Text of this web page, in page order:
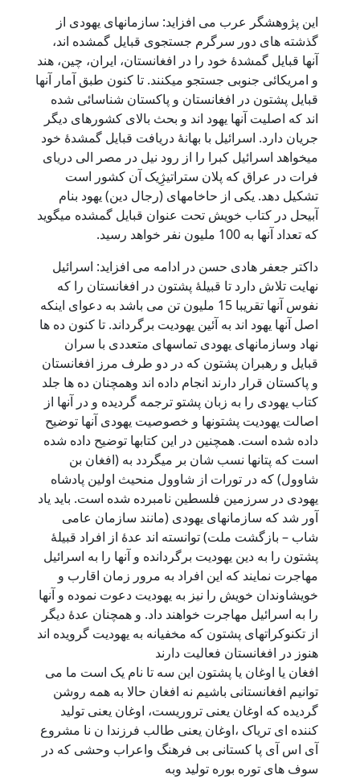
این پژوهشگر عرب می افزاید: سازمانهای یهودی از
گذشته های دور سرگرم جستجوی قبایل گمشده اند،
آنها قبایل گمشدۀ خود را در افغانستان، ایران، چین، هند
و امریکائی جنوبی جستجو میکنند. تا کنون طبق آمار آنها
قبایل پشتون در افغانستان و پاکستان شناسائی شده
اند که اصلیت آنها یهود اند و بحث بالای کشورهای دیگر
جریان دارد. اسرائیل با بهانۀ دریافت قبایل گمشدۀ خود
میخواهد اسرائیل کبرا را از رود نیل در مصر الی دریای
فرات در عراق که پلان ستراتیژِیک آن کشور است
تشکیل دهد. یکی از حاخامهای (رجال دین) یهود بنام
آبیحل در کتاب خویش تحت عنوان قبایل گمشده میگوید
که تعداد آنها به 100 ملیون نفر خواهد رسید.
داکتر جعفر هادی حسن در ادامه می افزاید: اسرائیل
نهایت تلاش دارد تا قبیلۀ پشتون در افغانستان را که
نفوس آنها تقریبا 15 ملیون تن می باشد به دعوای اینکه
اصل آنها یهود اند به آئین یهودیت برگرداند. تا کنون ده ها
نهاد وسازمانهای یهودی تماسهای متعددی با سران
قبایل و رهبران پشتون که در دو طرف مرز افغانستان
و پاکستان قرار دارند انجام داده اند وهمچنان ده ها جلد
کتاب یهودی را به زبان پشتو ترجمه گردیده و در آنها از
اصالت یهودیت پشتونها و خصوصیت یهودی آنها توضیح
داده شده است. همچنین در این کتابها توضیح داده شده
است که پتانها نسب شان بر میگردد به (افغان بن
شاوول) که در تورات از شاوول منحیث اولین پادشاه
یهودی در سرزمین فلسطین نامبرده شده است. باید یاد
آور شد که سازمانهای یهودی (مانند سازمان عامی
شاب – بازگشت ملت) توانسته اند عدۀ از افراد قبیلۀ
پشتون را به دین یهودیت برگردانده و آنها را به اسرائیل
مهاجرت نمایند که این افراد به مرور زمان اقارب و
خویشاوندان خویش را نیز به یهودیت دعوت نموده و آنها
را به اسرائیل مهاجرت خواهند داد. و همچنان عدۀ دیگر
از تکنوکراتهای پشتون که مخفیانه به یهودیت گرویده اند
هنوز در افغانستان فعالیت دارند
افغان یا اوغان یا پشتون این سه تا نام یک است ما می
توانیم افغانستانی باشیم نه افغان حالا به همه روشن
گردیده که اوغان یعنی تروریست، اوغان یعنی تولید
کننده ای تریاک ،اوغان یعنی طالب فرزندا ن نا مشروع
آی اس آی پا کستانی بی فرهنگ واعراب وحشی که در
سوف های توره بوره تولید وبه